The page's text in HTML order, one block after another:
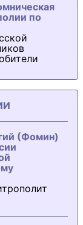
по
(Фомин)